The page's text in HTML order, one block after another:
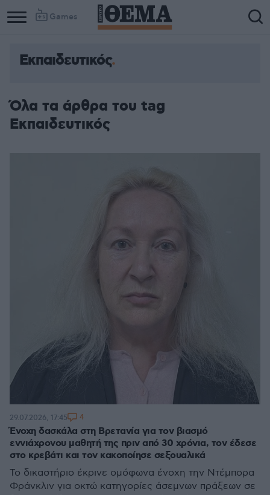
Games
Column
Column
Εκπαιδευτικός
Όλα τα άρθρα του tag
Εκπαιδευτικός
Ένοχη δασκάλα στη Βρετανία για τον βιασμό
εννιάχρονου μαθητή της πριν από 30 χρόνια, τον έδεσε
στο κρεβάτι και τον κακοποίησε σεξουαλικά
Το δικαστήριο έκρινε ομόφωνα ένοχη την Ντέμπορα
Φράνκλιν για οκτώ κατηγορίες άσεμνων πράξεων σε
29.07.2026, 17:45 4